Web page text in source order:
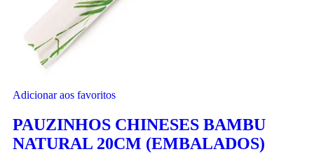
Adicionar aos favoritos
PAUZINHOS CHINESES BAMBU
NATURAL 20CM (EMBALADOS)